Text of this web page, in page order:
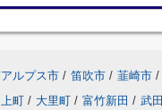
ルプス市 / 笛吹市 / 韮崎市 /
上町 / 大里町 / 富竹新田 / 武田